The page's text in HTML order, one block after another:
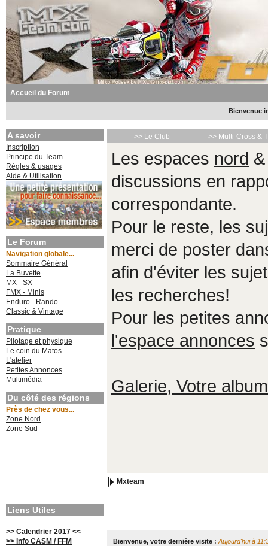
Accueil du Forum
Bienvenue
A savoir
Inscription
Principe du Team
Règles & usages
Aide & Utilisation
Le Forum
Navigation globale...
Sommaire Général
La Buvette
MX - SX
FMX - Minis
Enduro - Rando
Classic & Vintage
Pratique
Pilotage et physique
Le coin du Matos
L'atelier
Petites Annonces
Multimédia
Du côté des régions
Près de chez vous...
Zone Nord
Zone Sud
Liens Utiles
>> Calendrier 2017 <<
>> Info CASM / FFM
>> Le Club >> Multi-Cross &
Les espaces nord
discussions en
correspondante.
Pour le reste, les
merci de poster
afin d'éviter les
les recherches!
Pour les petites
l'espace annonces
Galerie, Votre
Mxteam
Bienvenue, votre dernière visite : Aujourd'hui à